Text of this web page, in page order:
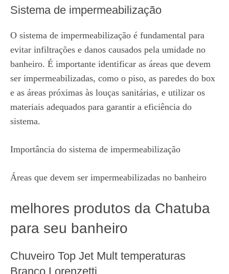
Sistema de impermeabilização
O sistema de impermeabilização é fundamental para
evitar infiltrações e danos causados pela umidade no
banheiro. É importante identificar as áreas que devem
ser impermeabilizadas, como o piso, as paredes do box
e as áreas próximas às louças sanitárias, e utilizar os
materiais adequados para garantir a eficiência do
sistema.
Importância do sistema de impermeabilização
Áreas que devem ser impermeabilizadas no banheiro
melhores produtos da Chatuba
para seu banheiro
Chuveiro Top Jet Mult temperaturas
Branco Lorenzetti